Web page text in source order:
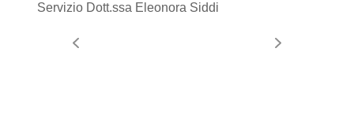
Servizio Dott.ssa Eleonora Siddi